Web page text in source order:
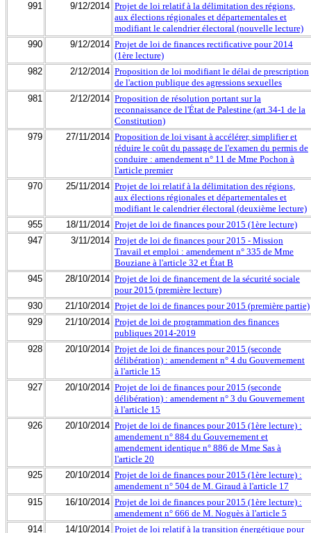
991
9/12/2014 Projet de loi relatif à la délimitation des régions,
aux élections régionales et départementales et
modifiant le calendrier électoral (nouvelle lecture)
990
9/12/2014 Projet de loi de finances rectificative pour 2014
(1ère lecture)
982
2/12/2014 Proposition de loi modifiant le délai de prescription
de l'action publique des agressions sexuelles
981
2/12/2014 Proposition de résolution portant sur la
reconnaissance de l'État de Palestine (art.34-1 de la
Constitution)
979
27/11/2014 Proposition de loi visant à accélérer, simplifier et
réduire le coût du passage de l'examen du permis de
conduire : amendement n° 11 de Mme Pochon à
l'article premier
970
25/11/2014 Projet de loi relatif à la délimitation des régions,
aux élections régionales et départementales et
modifiant le calendrier électoral (deuxième lecture)
955
18/11/2014 Projet de loi de finances pour 2015 (1ère lecture)
947
3/11/2014 Projet de loi de finances pour 2015 - Mission
Travail et emploi : amendement n° 335 de Mme
Bouziane à l'article 32 et État B
945
28/10/2014 Projet de loi de financement de la sécurité sociale
pour 2015 (première lecture)
930
21/10/2014 Projet de loi de finances pour 2015 (première partie)
929
21/10/2014 Projet de loi de programmation des finances
publiques 2014-2019
928
20/10/2014 Projet de loi de finances pour 2015 (seconde
délibération) : amendement n° 4 du Gouvernement
à l'article 15
927
20/10/2014 Projet de loi de finances pour 2015 (seconde
délibération) : amendement n° 3 du Gouvernement
à l'article 15
926
20/10/2014 Projet de loi de finances pour 2015 (1ère lecture) :
amendement n° 884 du Gouvernement et
amendement identique n° 886 de Mme Sas à
l'article 20
925
20/10/2014 Projet de loi de finances pour 2015 (1ère lecture) :
amendement n° 504 de M. Giraud à l'article 17
915
16/10/2014 Projet de loi de finances pour 2015 (1ère lecture) :
amendement n° 666 de M. Noguès à l'article 5
914
14/10/2014 Projet de loi relatif à la transition énergétique pour